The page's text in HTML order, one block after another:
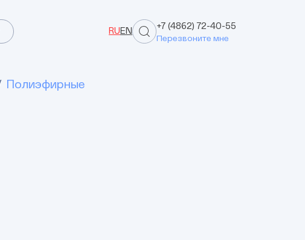
RU EN
+7 (4862) 72-40-55
Перезвоните мне
Полиэфирные